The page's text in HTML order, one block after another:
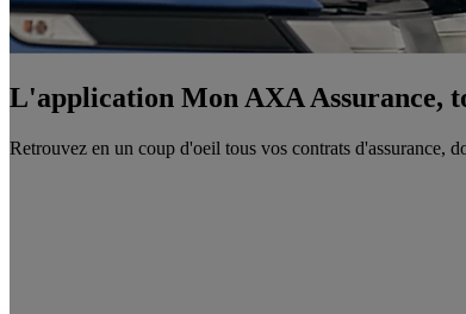
L'application Mon AXA Assurance,
Retrouvez en un coup d'oeil tous vos contrats d'assurance,